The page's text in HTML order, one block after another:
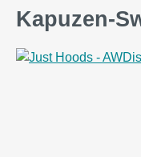
Kapuzen-